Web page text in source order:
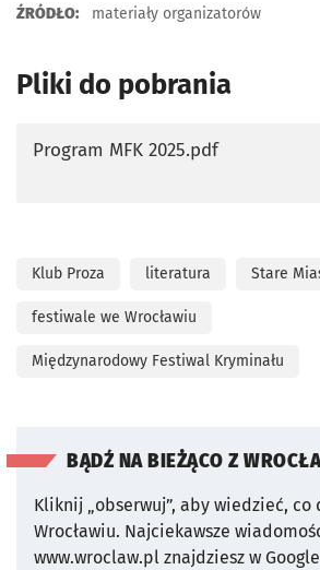
ŹRÓDŁO: materiały organizatorów
Pliki do pobrania
Program MFK 2025.pdf
Klub Proza literatura Stare
festiwale we Wrocławiu
Międzynarodowy Festiwal Kryminału
BĄDŹ NA BIEŻĄCO Z
Kliknij „obserwuj”, aby wiedzieć, co
Wrocławiu. Najciekawsze
www.wroclaw.pl znajdziesz w